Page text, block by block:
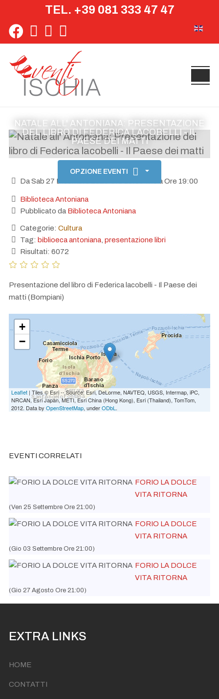
TEL. +39 081 333 47 47
NATALE ALL' ANTONIANA: PRESENTAZIONE
DEL LIBRO DI FEDERICA LACOBELLI - IL
PAESE DEI MATTI
OPZIONE EVENTI
Da Sab 27 Dicembre 2025 Ore 18:00 fino a Ore 19:00
Biblioteca Antoniana
Pubblicato da Biblioteca Antoniana
Categorie: Cultura
Tag: biblioeca antoniana presentazione libri
Risultati: 6072
Presentazione del libro di Federica lacobelli - Il Paese dei
matti (Bompiani)
+
−
Leaflet | Tiles © Esri -- Source: Esri, DeLorme, NAVTEQ, USGS, Intermap, iPC,
NRCAN, Esri Japan, METI, Esri China (Hong Kong), Esri (Thailand), TomTom,
2012. Data by OpenStreetMap, underODbL .
EVENTI CORRELATI
FORIO LA DOLCE
VITA RITORNA
(Ven 25 Settembre Ore 21:00)
FORIO LA DOLCE
VITA RITORNA
(Gio 03 Settembre Ore 21:00)
FORIO LA DOLCE
VITA RITORNA
(Gio 27 Agosto Ore 21:00)
EXTRA LINKS
HOME
CONTATTI